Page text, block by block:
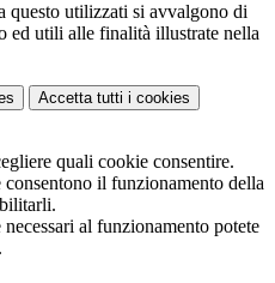
questo utilizzati si avvalgono di
ed utili alle finalità illustrate nella
Accetta tutti i cookies
quali cookie consentire.
il funzionamento della
al funzionamento potete
.